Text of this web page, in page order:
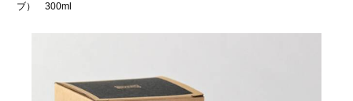
ブ） 300ml